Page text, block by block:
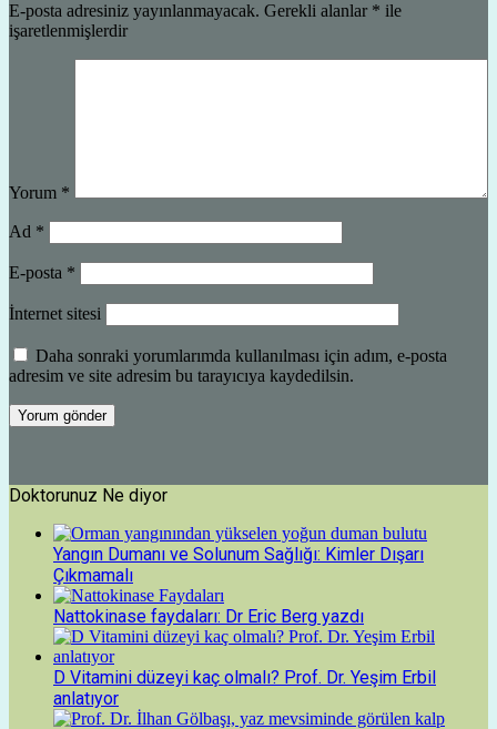
E-posta adresiniz yayınlanmayacak. Gerekli alanlar * ile
işaretlenmişlerdir
Yorum *
Ad *
E-posta *
İnternet sitesi
Daha sonraki yorumlarımda kullanılması için adım, e-posta
adresim ve site adresim bu tarayıcıya kaydedilsin.
Doktorunuz Ne diyor
Yangın Dumanı ve Solunum Sağlığı: Kimler Dışarı
Çıkmamalı
Nattokinase faydaları: Dr Eric Berg yazdı
D Vitamini düzeyi kaç olmalı? Prof. Dr. Yeşim Erbil
anlatıyor